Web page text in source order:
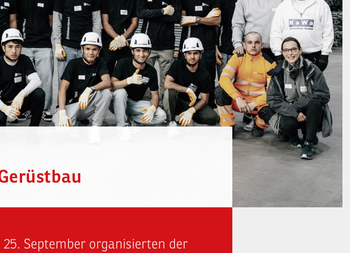
September organisierten der